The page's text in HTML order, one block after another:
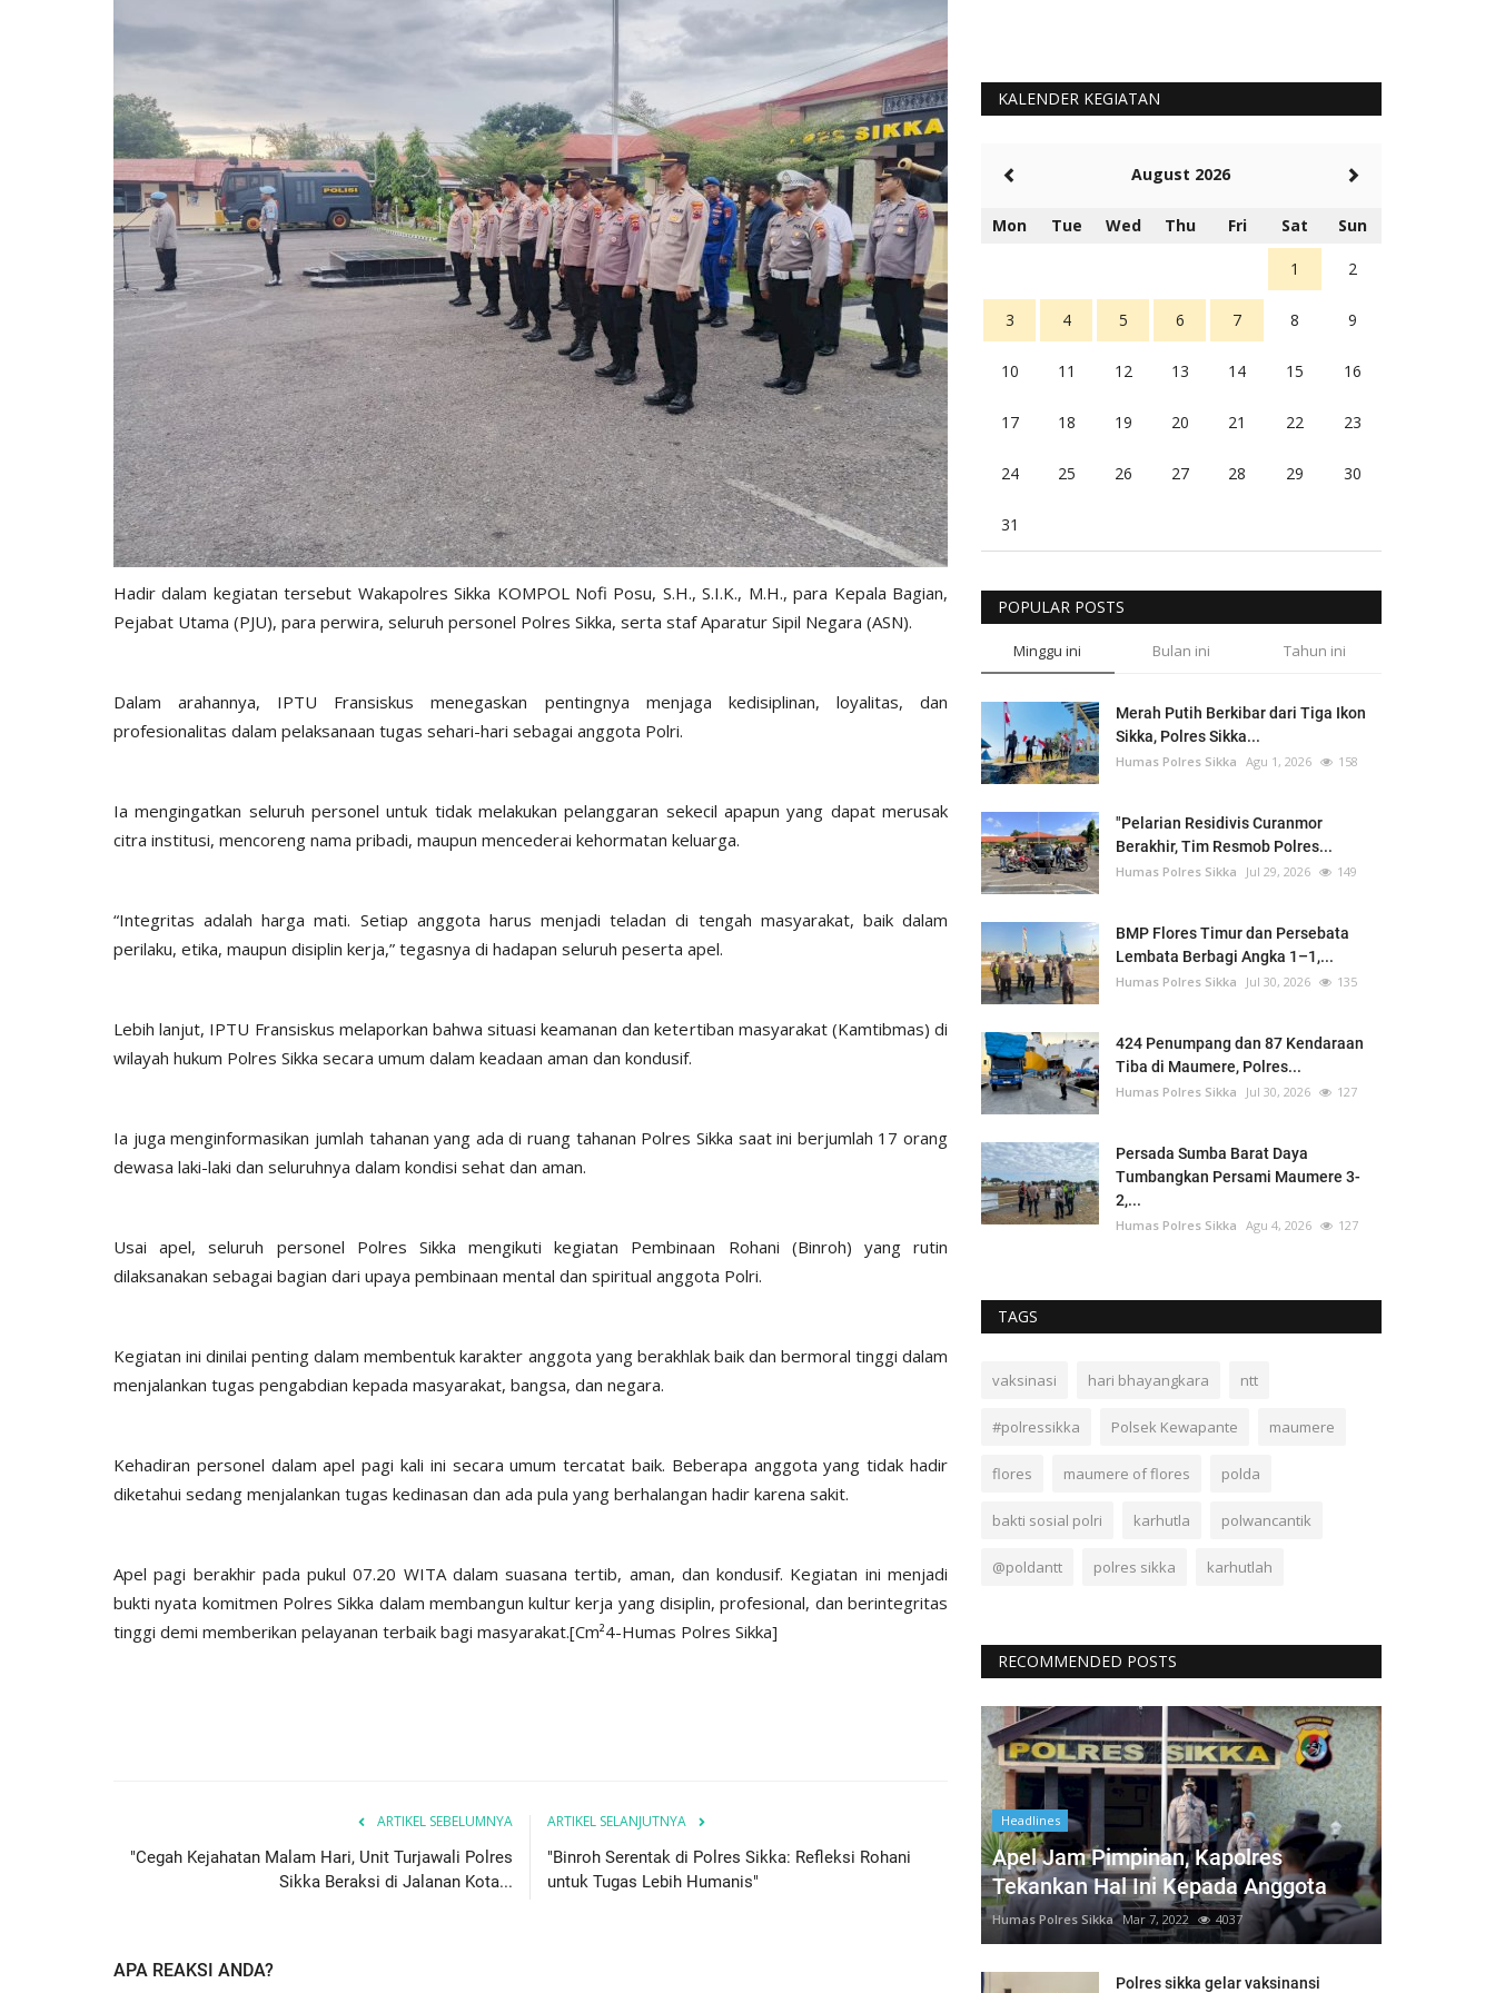
Hadir dalam kegiatan tersebut Wakapolres Sikka KOMPOL Nofi Posu, S.H., S.I.K., M.H., para Kepala Bagian,
Pejabat Utama (PJU), para perwira, seluruh personel Polres Sikka, serta staf Aparatur Sipil Negara (ASN).
Dalam arahannya, IPTU Fransiskus menegaskan pentingnya menjaga kedisiplinan, loyalitas, dan
profesionalitas dalam pelaksanaan tugas sehari-hari sebagai anggota Polri.
Ia mengingatkan seluruh personel untuk tidak melakukan pelanggaran sekecil apapun yang dapat merusak
citra institusi, mencoreng nama pribadi, maupun mencederai kehormatan keluarga.
“Integritas adalah harga mati. Setiap anggota harus menjadi teladan di tengah masyarakat, baik dalam
perilaku, etika, maupun disiplin kerja,” tegasnya di hadapan seluruh peserta apel.
Lebih lanjut, IPTU Fransiskus melaporkan bahwa situasi keamanan dan ketertiban masyarakat (Kamtibmas) di
wilayah hukum Polres Sikka secara umum dalam keadaan aman dan kondusif.
Ia juga menginformasikan jumlah tahanan yang ada di ruang tahanan Polres Sikka saat ini berjumlah 17 orang
dewasa laki-laki dan seluruhnya dalam kondisi sehat dan aman.
Usai apel, seluruh personel Polres Sikka mengikuti kegiatan Pembinaan Rohani (Binroh) yang rutin
dilaksanakan sebagai bagian dari upaya pembinaan mental dan spiritual anggota Polri.
Kegiatan ini dinilai penting dalam membentuk karakter anggota yang berakhlak baik dan bermoral tinggi dalam
menjalankan tugas pengabdian kepada masyarakat, bangsa, dan negara.
Kehadiran personel dalam apel pagi kali ini secara umum tercatat baik. Beberapa anggota yang tidak hadir
diketahui sedang menjalankan tugas kedinasan dan ada pula yang berhalangan hadir karena sakit.
Apel pagi berakhir pada pukul 07.20 WITA dalam suasana tertib, aman, dan kondusif. Kegiatan ini menjadi
bukti nyata komitmen Polres Sikka dalam membangun kultur kerja yang disiplin, profesional, dan berintegritas
tinggi demi memberikan pelayanan terbaik bagi masyarakat.[Cm²4-Humas Polres Sikka]
ARTIKEL SEBELUMNYA
"Cegah Kejahatan Malam Hari, Unit Turjawali Polres
Sikka Beraksi di Jalanan Kota...
ARTIKEL SELANJUTNYA
"Binroh Serentak di Polres Sikka: Refleksi Rohani
untuk Tugas Lebih Humanis"
APA REAKSI ANDA?
KALENDER KEGIATAN
August 2026
Mon Tue Wed Thu Fri Sat Sun
1 2
3 4 5 6 7 8 9
10 11 12 13 14 15 16
17 18 19 20 21 22 23
24 25 26 27 28 29 30
31
POPULAR POSTS
Minggu ini Bulan ini Tahun ini
Merah Putih Berkibar dari Tiga Ikon
Sikka, Polres Sikka...
Humas Polres Sikka Agu 1, 2026 158
"Pelarian Residivis Curanmor
Berakhir, Tim Resmob Polres...
Humas Polres Sikka Jul 29, 2026 149
BMP Flores Timur dan Persebata
Lembata Berbagi Angka 1–1,...
Humas Polres Sikka Jul 30, 2026 135
424 Penumpang dan 87 Kendaraan
Tiba di Maumere, Polres...
Humas Polres Sikka Jul 30, 2026 127
Persada Sumba Barat Daya
Tumbangkan Persami Maumere 3-
2,...
Humas Polres Sikka Agu 4, 2026 127
TAGS
vaksinasi hari bhayangkara ntt
#polressikka Polsek Kewapante maumere
flores maumere of flores polda
bakti sosial polri karhutla polwancantik
@poldantt polres sikka karhutlah
RECOMMENDED POSTS
Headlines
Apel Jam Pimpinan, Kapolres
Tekankan Hal Ini Kepada Anggota
Humas Polres Sikka Mar 7, 2022 4037
Polres sikka gelar vaksinansi